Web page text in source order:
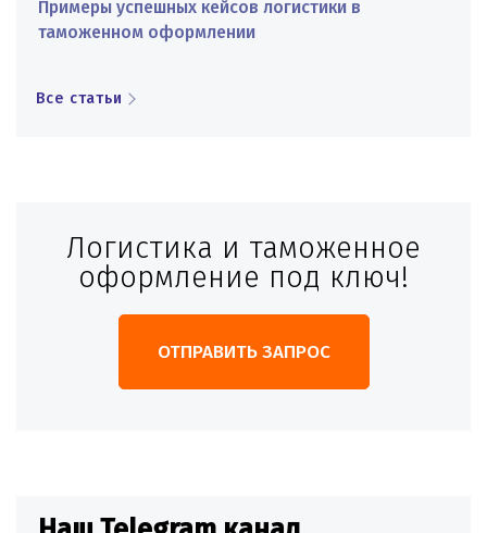
Примеры успешных кейсов логистики в
таможенном оформлении
Все статьи
Логистика и таможенное
оформление под ключ!
ОТПРАВИТЬ ЗАПРОС